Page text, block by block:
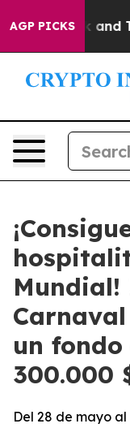
AGP PICKS
Sick and Tired
Mundial!
un
300.000
Del 28 de mayo